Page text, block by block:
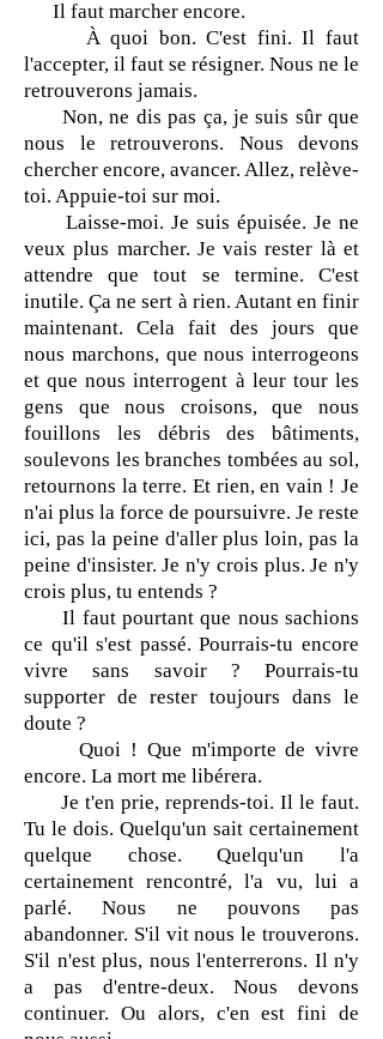
Il faut marcher encore.
À quoi bon. C'est fini. Il faut
l'accepter, il faut se résigner. Nous ne le
retrouverons jamais.
Non, ne dis pas ça, je suis sûr que
nous le retrouverons. Nous devons
chercher encore, avancer. Allez, relève-
toi. Appuie-toi sur moi.
Laisse-moi. Je suis épuisée. Je ne
veux plus marcher. Je vais rester là et
attendre que tout se termine. C'est
inutile. Ça ne sert à rien. Autant en finir
maintenant. Cela fait des jours que
nous marchons, que nous interrogeons
et que nous interrogent à leur tour les
gens que nous croisons, que nous
fouillons les débris des bâtiments,
soulevons les branches tombées au sol,
retournons la terre. Et rien, en vain ! Je
n'ai plus la force de poursuivre. Je reste
ici, pas la peine d'aller plus loin, pas la
peine d'insister. Je n'y crois plus. Je n'y
crois plus, tu entends ?
Il faut pourtant que nous sachions
ce qu'il s'est passé. Pourrais-tu encore
vivre sans savoir ? Pourrais-tu
supporter de rester toujours dans le
doute ?
Quoi ! Que m'importe de vivre
encore. La mort me libérera.
Je t'en prie, reprends-toi. Il le faut.
Tu le dois. Quelqu'un sait certainement
quelque chose. Quelqu'un l'a
certainement rencontré, l'a vu, lui a
parlé. Nous ne pouvons pas
abandonner. S'il vit nous le trouverons.
S'il n'est plus, nous l'enterrerons. Il n'y
a pas d'entre-deux. Nous devons
continuer. Ou alors, c'en est fini de